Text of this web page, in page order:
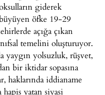
giderek
öfke 19-29
açığa çıkan
temelini oluşturuyor.
yaygın yolsuzluk, rüşvet,
bir iktidar sopasına
haklarında iddianame
hapis yatan siyasi